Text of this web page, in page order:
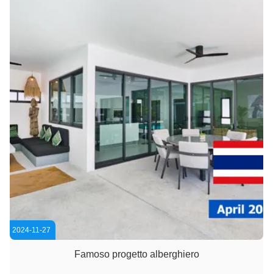
2024-11-27
Famoso progetto alberghiero